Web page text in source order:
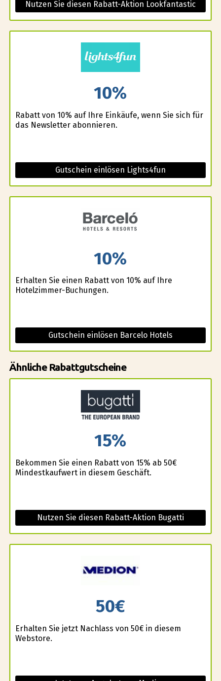
Nutzen Sie diesen Rabatt-Aktion Lookfantastic
10%
Rabatt von 10% auf Ihre Einkäufe, wenn Sie sich für
das Newsletter abonnieren.
Gutschein einlösen Lights4fun
10%
Erhalten Sie einen Rabatt von 10% auf Ihre
Hotelzimmer-Buchungen.
Gutschein einlösen Barcelo Hotels
Ähnliche Rabattgutscheine
15%
Bekommen Sie einen Rabatt von 15% ab 50€
Mindestkaufwert in diesem Geschäft.
Nutzen Sie diesen Rabatt-Aktion Bugatti
50€
Erhalten Sie jetzt Nachlass von 50€ in diesem
Webstore.